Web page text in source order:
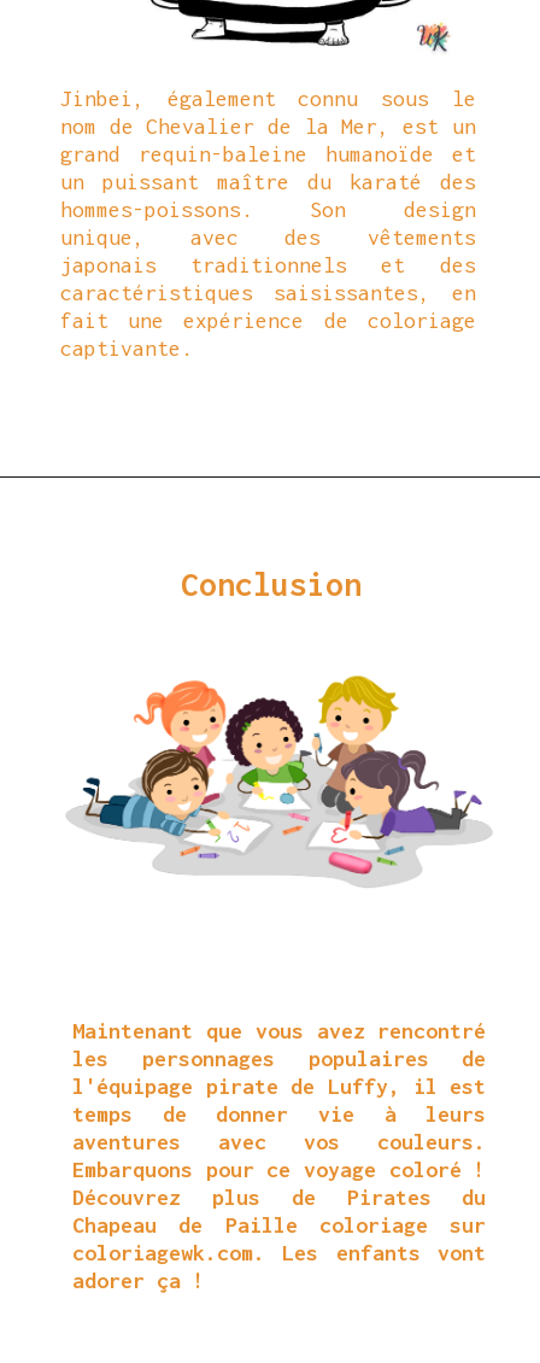
Jinbei, également connu sous le
nom de Chevalier de la Mer, est un
grand requin-baleine humanoïde et
un puissant maître du karaté des
hommes-poissons. Son design
unique, avec des vêtements
japonais traditionnels et des
caractéristiques saisissantes, en
fait une expérience de coloriage
captivante.
Conclusion
Maintenant que vous avez rencontré
les personnages populaires de
l'équipage pirate de Luffy, il est
temps de donner vie à leurs
aventures avec vos couleurs.
Embarquons pour ce voyage coloré !
Découvrez plus de Pirates du
Chapeau de Paille coloriage sur
coloriagewk.com. Les enfants vont
adorer ça !